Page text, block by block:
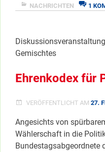
NACHRICHTEN
1
Gemischtes
Ehrenkodex für
VERÖFFENTLICHT AM 27.
Angesichts von
Wählerschaft in die
Bundestagsabgeordnete